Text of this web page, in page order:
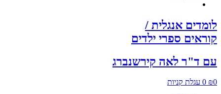
לומדים אנגלית /
קוראים ספרי ילדים
עם ד"ר לאה קירשנברג
₪0
0 עגלת קניות